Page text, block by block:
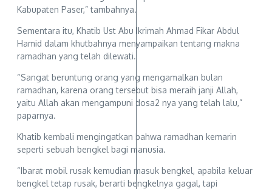
Kabupaten Paser,” tambahnya.
Sementara itu, Khatib Ust Abu Ikrimah Ahmad Fikar Abdul
Hamid dalam khutbahnya menyampaikan tentang makna
ramadhan yang telah dilewati.
“Sangat beruntung orang yang mengamalkan bulan
ramadhan, karena orang tersebut bisa meraih janji Allah,
yaitu Allah akan mengampuni dosa2 nya yang telah lalu,”
paparnya.
Khatib kembali mengingatkan bahwa ramadhan kemarin
seperti sebuah bengkel bagi manusia.
“Ibarat mobil rusak kemudian masuk bengkel, apabila keluar
bengkel tetap rusak, berarti bengkelnya gagal, tapi